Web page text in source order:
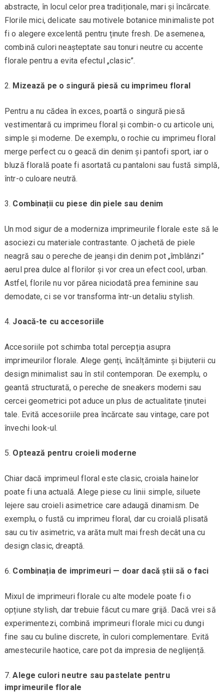
abstracte, în locul celor prea tradiționale, mari și încărcate.
Florile mici, delicate sau motivele botanice minimaliste pot
fi o alegere excelentă pentru ținute fresh. De asemenea,
combină culori neașteptate sau tonuri neutre cu accente
florale pentru a evita efectul „clasic”.
Mizează pe o singură piesă cu imprimeu floral
Pentru a nu cădea în exces, poartă o singură piesă
vestimentară cu imprimeu floral și combin-o cu articole uni,
simple și moderne. De exemplu, o rochie cu imprimeu floral
merge perfect cu o geacă din denim și pantofi sport, iar o
bluză florală poate fi asortată cu pantaloni sau fustă simplă,
într-o culoare neutră.
Combinații cu piese din piele sau denim
Un mod sigur de a moderniza imprimeurile florale este să le
asociezi cu materiale contrastante. O jachetă de piele
neagră sau o pereche de jeanși din denim pot „îmblânzi”
aerul prea dulce al florilor și vor crea un efect cool, urban.
Astfel, florile nu vor părea niciodată prea feminine sau
demodate, ci se vor transforma într-un detaliu stylish.
Joacă-te cu accesoriile
Accesoriile pot schimba total percepția asupra
imprimeurilor florale. Alege genți, încălțăminte și bijuterii cu
design minimalist sau în stil contemporan. De exemplu, o
geantă structurată, o pereche de sneakers moderni sau
cercei geometrici pot aduce un plus de actualitate ținutei
tale. Evită accesoriile prea încărcate sau vintage, care pot
învechi look-ul.
Optează pentru croieli moderne
Chiar dacă imprimeul floral este clasic, croiala hainelor
poate fi una actuală. Alege piese cu linii simple, siluete
lejere sau croieli asimetrice care adaugă dinamism. De
exemplu, o fustă cu imprimeu floral, dar cu croială plisată
sau cu tiv asimetric, va arăta mult mai fresh decât una cu
design clasic, dreaptă.
Combinația de imprimeuri — doar dacă știi să o faci
Mixul de imprimeuri florale cu alte modele poate fi o
opțiune stylish, dar trebuie făcut cu mare grijă. Dacă vrei să
experimentezi, combină imprimeuri florale mici cu dungi
fine sau cu buline discrete, în culori complementare. Evită
amestecurile haotice, care pot da impresia de neglijență.
Alege culori neutre sau pastelate pentru
imprimeurile florale